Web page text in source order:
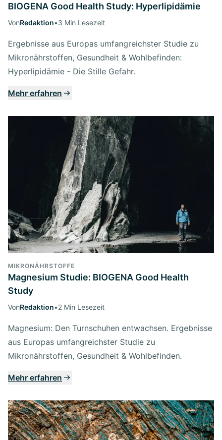
BIOGENA Good Health Study: Hyperlipidämie
VonRedaktion•3 Min Lesezeit
Ergebnisse aus Europas umfangreichster Studie zu
Mikronährstoffen, Gesundheit & Wohlbefinden:
Hyperlipidämie - Die Stille Gefahr.
Mehr erfahren
MIKRONÄHRSTOFFE
Magnesium Studie: BIOGENA Good Health
Study
VonRedaktion•2 Min Lesezeit
Magnesium: Den Turnschuhen entwachsen. Ergebnisse
aus Europas umfangreichster Studie zu
Mikronährstoffen, Gesundheit & Wohlbefinden.
Mehr erfahren